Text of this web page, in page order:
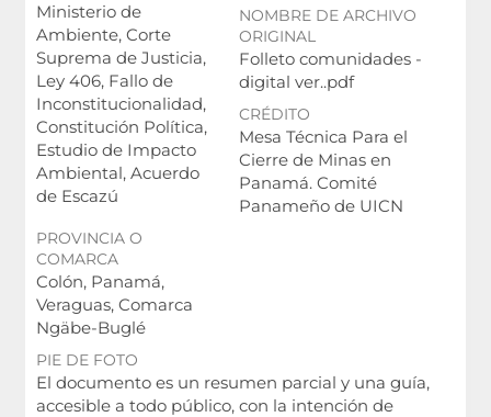
Ministerio de
Ambiente, Corte
Suprema de Justicia,
Ley 406, Fallo de
Inconstitucionalidad,
Constitución Política,
Estudio de Impacto
Ambiental, Acuerdo
de Escazú
NOMBRE DE ARCHIVO
ORIGINAL
Folleto comunidades -
digital ver..pdf
CRÉDITO
Mesa Técnica Para el
Cierre de Minas en
Panamá. Comité
Panameño de UICN
PROVINCIA O
COMARCA
Colón, Panamá,
Veraguas, Comarca
Ngäbe-Buglé
PIE DE FOTO
El documento es un resumen parcial y una guía,
accesible a todo público, con la intención de